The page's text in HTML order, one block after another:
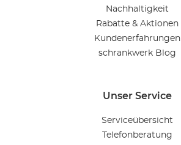
Nachhaltigkeit
Rabatte & Aktionen
Kundenerfahrungen
schrankwerk Blog
Unser Service
Serviceübersicht
Telefonberatung